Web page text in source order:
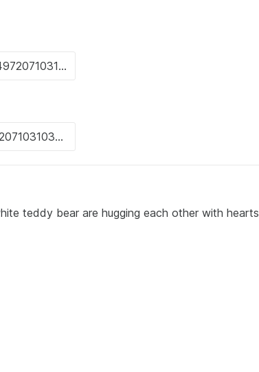
teddy bear are hugging each other with hearts